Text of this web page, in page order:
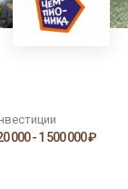
000 - 1 500 000 ₽